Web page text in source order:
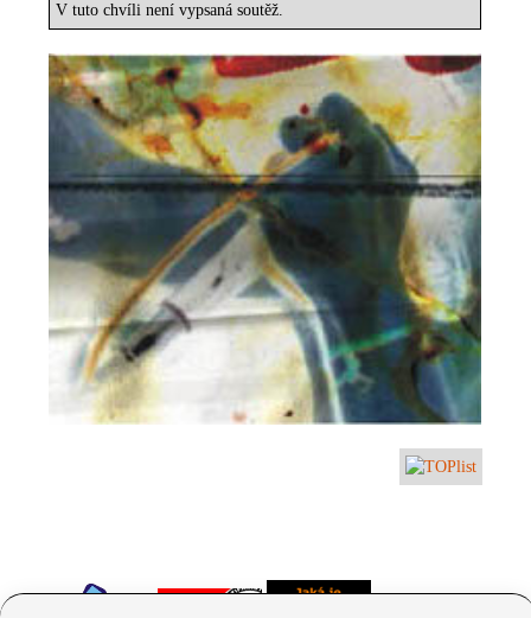
V tuto chvíli není vypsaná soutěž.